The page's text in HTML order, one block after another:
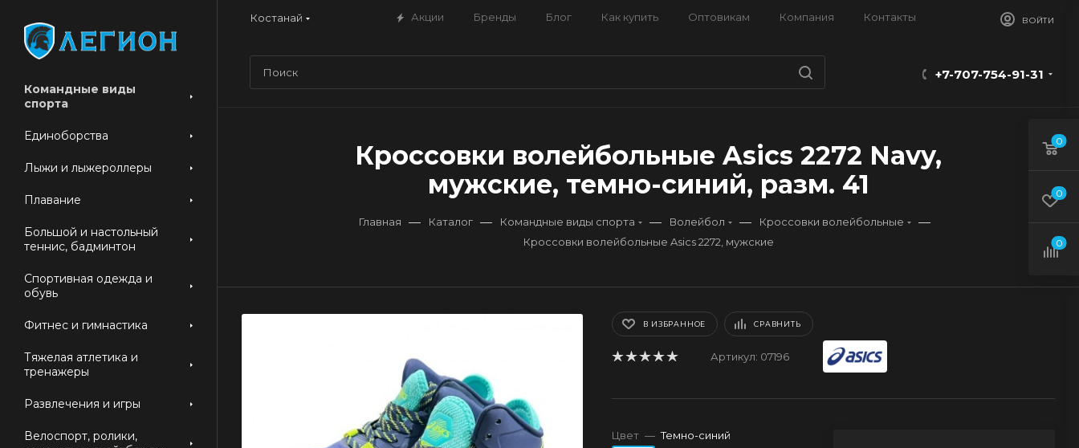
Костанай Акции Бренды Блог Как купить Оптовикам Компания Контакты ВОЙТИ
+7-707-754-91-31
Командные виды
спорта
Единоборства
Лыжи и лыжероллеры
Плавание
Большой и настольный
теннис, бадминтон
Спортивная одежда и
обувь
Фитнес и гимнастика
Тяжелая атлетика и
тренажеры
Развлечения и игры
Велоспорт, ролики,
Кроссовки волейбольные Asics 2272 Navy,
мужские, темно-синий, разм. 41
Главная — Каталог — Командные виды спорта — Волейбол — Кроссовки волейбольные —
Кроссовки волейбольные Asics 2272, мужские
В ИЗБРАННОЕ СРАВНИТЬ
Артикул: 07196
Цвет — Темно-синий
0
0
0